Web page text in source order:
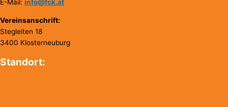
E-Mail: info@fck.at
Vereinsanschrift:
Stegleiten 18
3400 Klosterneuburg
Standort: